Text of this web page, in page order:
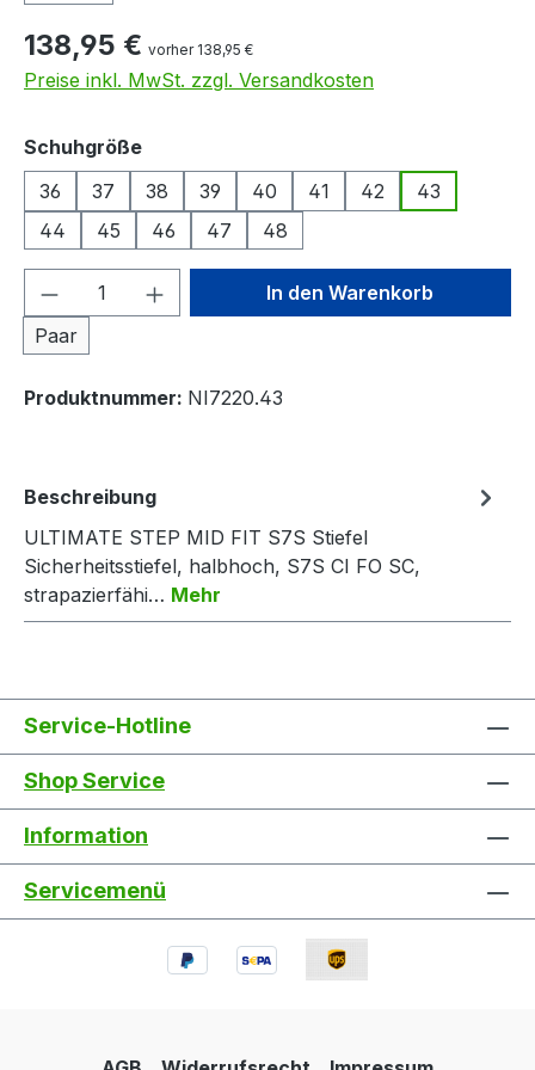
138,95 € vorher 138,95 €
Preise inkl. MwSt. zzgl. Versandkosten
Schuhgrößeauswählen
36
37 38 39 40 41 42
43
44
45 46 47 48
Produkt Anzahl: Gib den
Paar
In den Warenkorb
Produktnummer: NI7220.43
Beschreibung
ULTIMATE STEP MID FIT S7S Stiefel
Sicherheitsstiefel, halbhoch, S7S CI FO SC,
strapazierfähi… Mehr
Service-Hotline
Shop Service
Information
Servicemenü